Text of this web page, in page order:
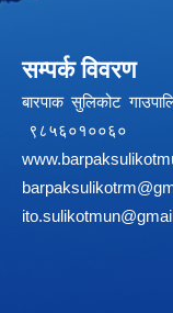
सम्पर्क विवरण
बारपाक